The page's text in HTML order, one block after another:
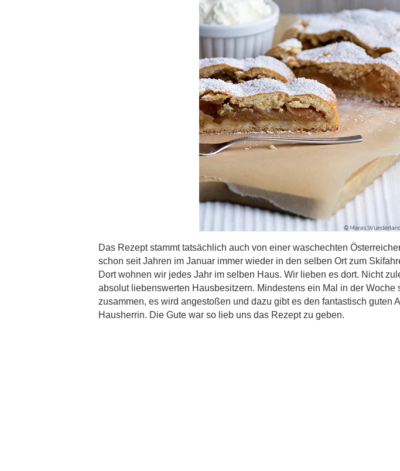
Das Rezept stammt tatsächlich auch von einer waschechten
schon seit Jahren im Januar immer wieder in den selben Ort zum
Dort wohnen wir jedes Jahr im selben Haus. Wir lieben es dort. Nicht
absolut liebenswerten Hausbesitzern. Mindestens ein Mal in der Woche
zusammen, es wird angestoßen und dazu gibt es den fantastisch guten
Hausherrin. Die Gute war so lieb uns das Rezept zu geben.